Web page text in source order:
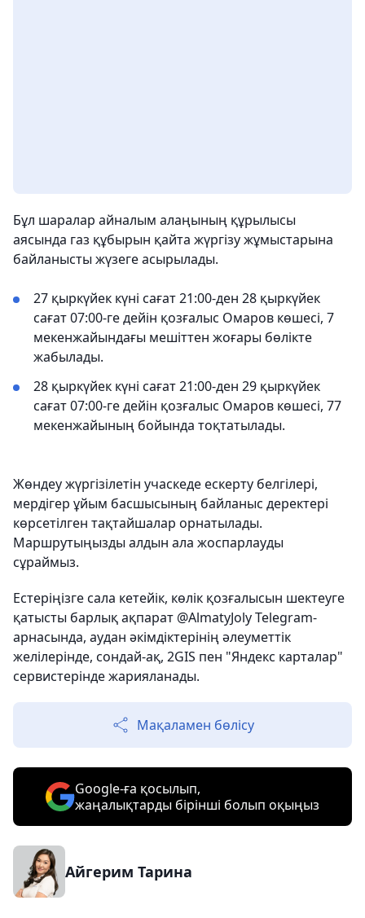
Бұл шаралар айналым алаңының құрылысы
аясында газ құбырын қайта жүргізу жұмыстарына
байланысты жүзеге асырылады.
27 қыркүйек күні сағат 21:00-ден 28 қыркүйек
сағат 07:00-ге дейін қозғалыс Омаров көшесі, 7
мекенжайындағы мешіттен жоғары бөлікте
жабылады.
28 қыркүйек күні сағат 21:00-ден 29 қыркүйек
сағат 07:00-ге дейін қозғалыс Омаров көшесі, 77
мекенжайының бойында тоқтатылады.
Жөндеу жүргізілетін учаскеде ескерту белгілері,
мердігер ұйым басшысының байланыс деректері
көрсетілген тақтайшалар орнатылады.
Маршрутыңызды алдын ала жоспарлауды
сұраймыз.
Естеріңізге сала кетейік, көлік қозғалысын шектеуге
қатысты барлық ақпарат @AlmatyJoly Telegram-
арнасында, аудан әкімдіктерінің әлеуметтік
желілерінде, сондай-ақ, 2GIS пен "Яндекс карталар"
сервистерінде жарияланады.
Мақаламен бөлісу
Google-ға қосылып,
жаңалықтарды бірінші болып оқыңыз
Айгерим Тарина